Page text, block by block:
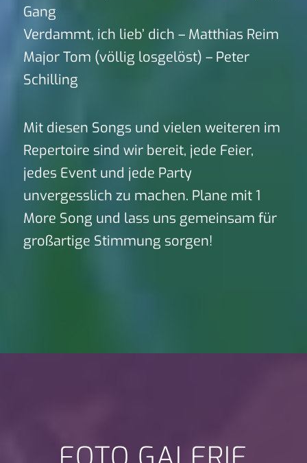
Gang
Verdammt, ich lieb’ dich – Matthias Reim
Major Tom (völlig losgelöst) – Peter
Schilling
Mit diesen Songs und vielen weiteren im
Repertoire sind wir bereit, jede Feier,
jedes Event und jede Party
unvergesslich zu machen. Plane mit 1
More Song und lass uns gemeinsam für
großartige Stimmung sorgen!